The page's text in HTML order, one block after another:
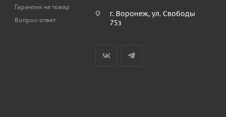
Гарантия на товар
Вопрос-ответ
г. Воронеж, ул. Свободы
75з